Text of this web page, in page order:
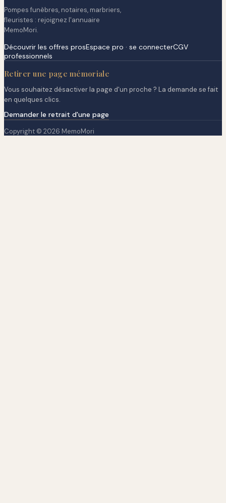
Pompes funèbres, notaires, marbriers,
fleuristes : rejoignez l'annuaire
MemoMori.
Découvrir les offres prosEspace pro · se connecterCGV
professionnels
Retirer une page mémoriale
Vous souhaitez désactiver la page d'un proche ? La demande se fait
en quelques clics.
Demander le retrait d'une page
Copyright © 2026 MemoMori